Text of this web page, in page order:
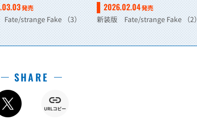
発売
strange Fake （3）
2026.02.04発売
新装版 Fate/strange Fake （2）
SHARE